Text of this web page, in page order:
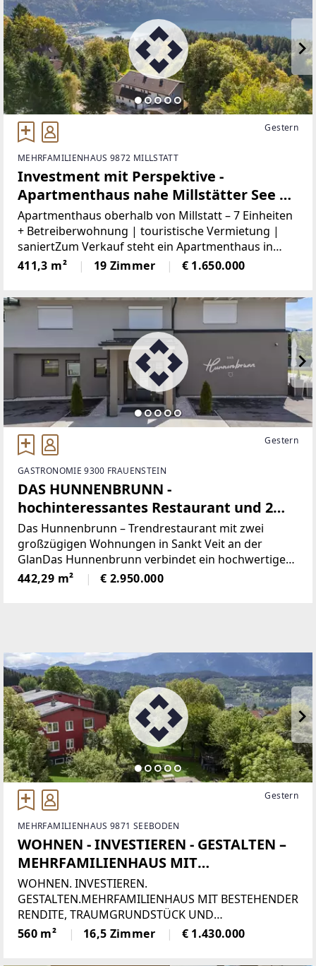
Gestern
MEHRFAMILIENHAUS 9872 MILLSTATT
Investment mit Perspektive -
Apartmenthaus nahe Millstätter See | 7
Apartments + Privatwohnung |
laufender Betrieb
Apartmenthaus oberhalb von Millstatt – 7 Einheiten
+ Betreiberwohnung | touristische Vermietung |
saniertZum Verkauf steht ein Apartmenthaus in
Matzelsdorf bei Millstatt auf einem ca. 2.798 m²
großen Grundstück. Die Liegenschaft umfasst
411,3 m² 19 Zimmer € 1.650.000
Gestern
GASTRONOMIE 9300 FRAUENSTEIN
DAS HUNNENBRUNN -
hochinteressantes Restaurant und 2
großzügige Wohnungen
Das Hunnenbrunn – Trendrestaurant mit zwei
großzügigen Wohnungen in Sankt Veit an der
GlanDas Hunnenbrunn verbindet ein hochwertiges
Trendrestaurant im Erdgeschoss mit zwei
großzügigen Wohnungen mit Dachterrassen im
442,29 m² € 2.950.000
Gestern
MEHRFAMILIENHAUS 9871 SEEBODEN
WOHNEN - INVESTIEREN - GESTALTEN –
MEHRFAMILIENHAUS MIT
TRAUMGRUNDSTÜCK UND
ENTWICKLUNGSPOTENZIAL IN
SEEBODEN AM MILLSTÄTTER SEE
WOHNEN. INVESTIEREN.
GESTALTEN.MEHRFAMILIENHAUS MIT BESTEHENDER
RENDITE, TRAUMGRUNDSTÜCK UND
ENTWICKLUNGSPOTENZIAL IN SEEBODEN AM
MILLSTÄTTER SEEManche Immobilien bieten
560 m² 16,5 Zimmer € 1.430.000